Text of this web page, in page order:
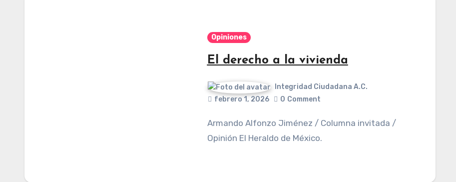
Opiniones
El derecho a la vivienda
Integridad Ciudadana A.C.
febrero 1, 2026
0 Comment
Armando Alfonzo Jiménez / Columna invitada /
Opinión El Heraldo de México.